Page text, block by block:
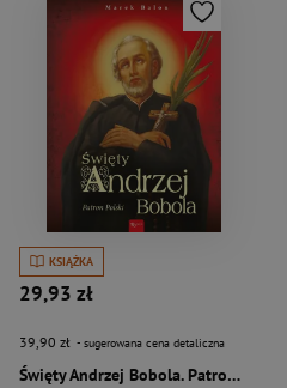
KSIĄŻKA
29,93 zł
39,90 zł - sugerowana cena detaliczna
Święty Andrzej Bobola. Patron Polski